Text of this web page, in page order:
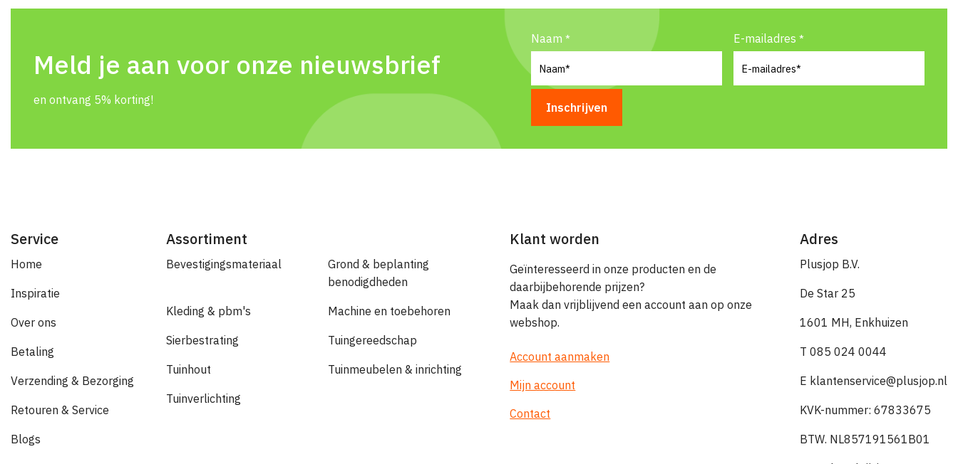
Meld je aan voor onze nieuwsbrief
en ontvang 5% korting!
Naam E-mailadres
Service
Home
Inspiratie
Over ons
Betaling
Verzending & Bezorging
Retouren & Service
Blogs
Assortiment
Bevestigingsmateriaal
Grond & beplanting
benodigdheden
Kleding & pbm's Machine en toebehoren
Sierbestrating Tuingereedschap
Tuinhout Tuinmeubelen & inrichting
Tuinverlichting
Klant worden
Geïnteresseerd in onze producten en de
daarbijbehorende prijzen?
Maak dan vrijblijvend een account aan op onze
webshop.
Account aanmaken
Mijn account
Contact
Adres
Plusjop B.V.
De Star 25
1601 MH, Enkhuizen
T 085 024 0044
E klantenservice@plusjop.nl
KVK-nummer: 67833675
BTW. NL857191561B01